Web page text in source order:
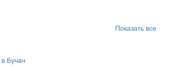
Показать все
Бучач